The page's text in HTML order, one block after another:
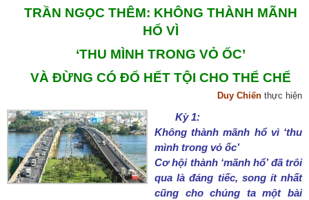
TRẦN NGỌC THÊM: KHÔNG THÀNH MÃNH
HỔ VÌ
‘THU MÌNH TRONG VỎ ỐC’
VÀ ĐỪNG CÓ ĐỔ HẾT TỘI CHO THỂ CHẾ
Duy Chiến thực hiện
Kỳ 1:
Không thành mãnh hổ vì ‘thu
mình trong vỏ ốc’
Cơ hội thành ‘mãnh hổ’ đã trôi
qua là đáng tiếc, song ít nhất
cũng cho chúng ta một bài